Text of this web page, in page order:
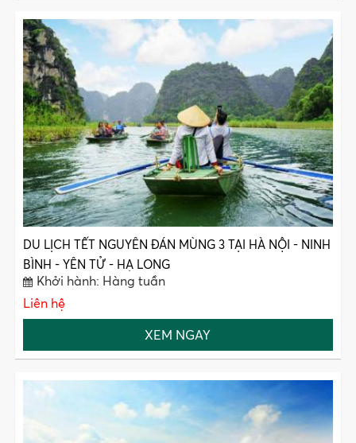
DU LỊCH TẾT NGUYÊN ĐÁN MÙNG 3 TẠI HÀ NỘI - NINH
BÌNH - YÊN TỬ - HẠ LONG
Khởi hành: Hàng tuần
Liên hệ
XEM NGAY